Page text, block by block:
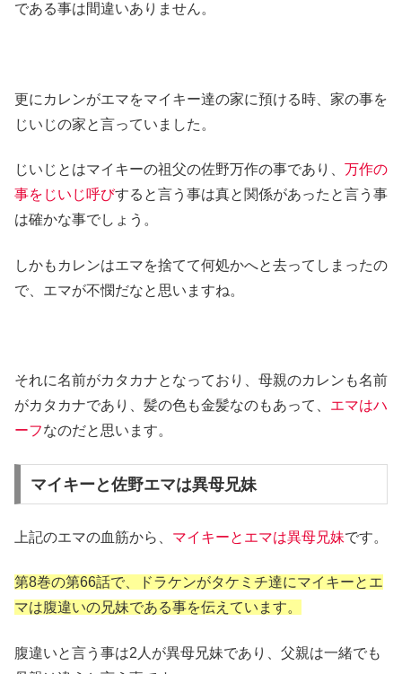
である事は間違いありません。
更にカレンがエマをマイキー達の家に預ける時、家の事を
じいじの家と言っていました。
じいじとはマイキーの祖父の佐野万作の事であり、 万作の
事をじいじ呼びすると言う事は真と関係があったと言う事
は確かな事でしょう。
しかもカレンはエマを捨てて何処かへと去ってしまったの
で、エマが不憫だなと思いますね。
それに名前がカタカナとなっており、母親のカレンも名前
がカタカナであり、髪の色も金髪なのもあって、 エマはハ
ーフなのだと思います。
マイキーと佐野エマは異母兄妹
上記のエマの血筋から、 マイキーとエマは異母兄妹です。
第8巻の第66話で、ドラケンがタケミチ達にマイキーとエ
マは腹違いの兄妹である事を伝えています。
腹違いと言う事は2人が異母兄妹であり、父親は一緒でも